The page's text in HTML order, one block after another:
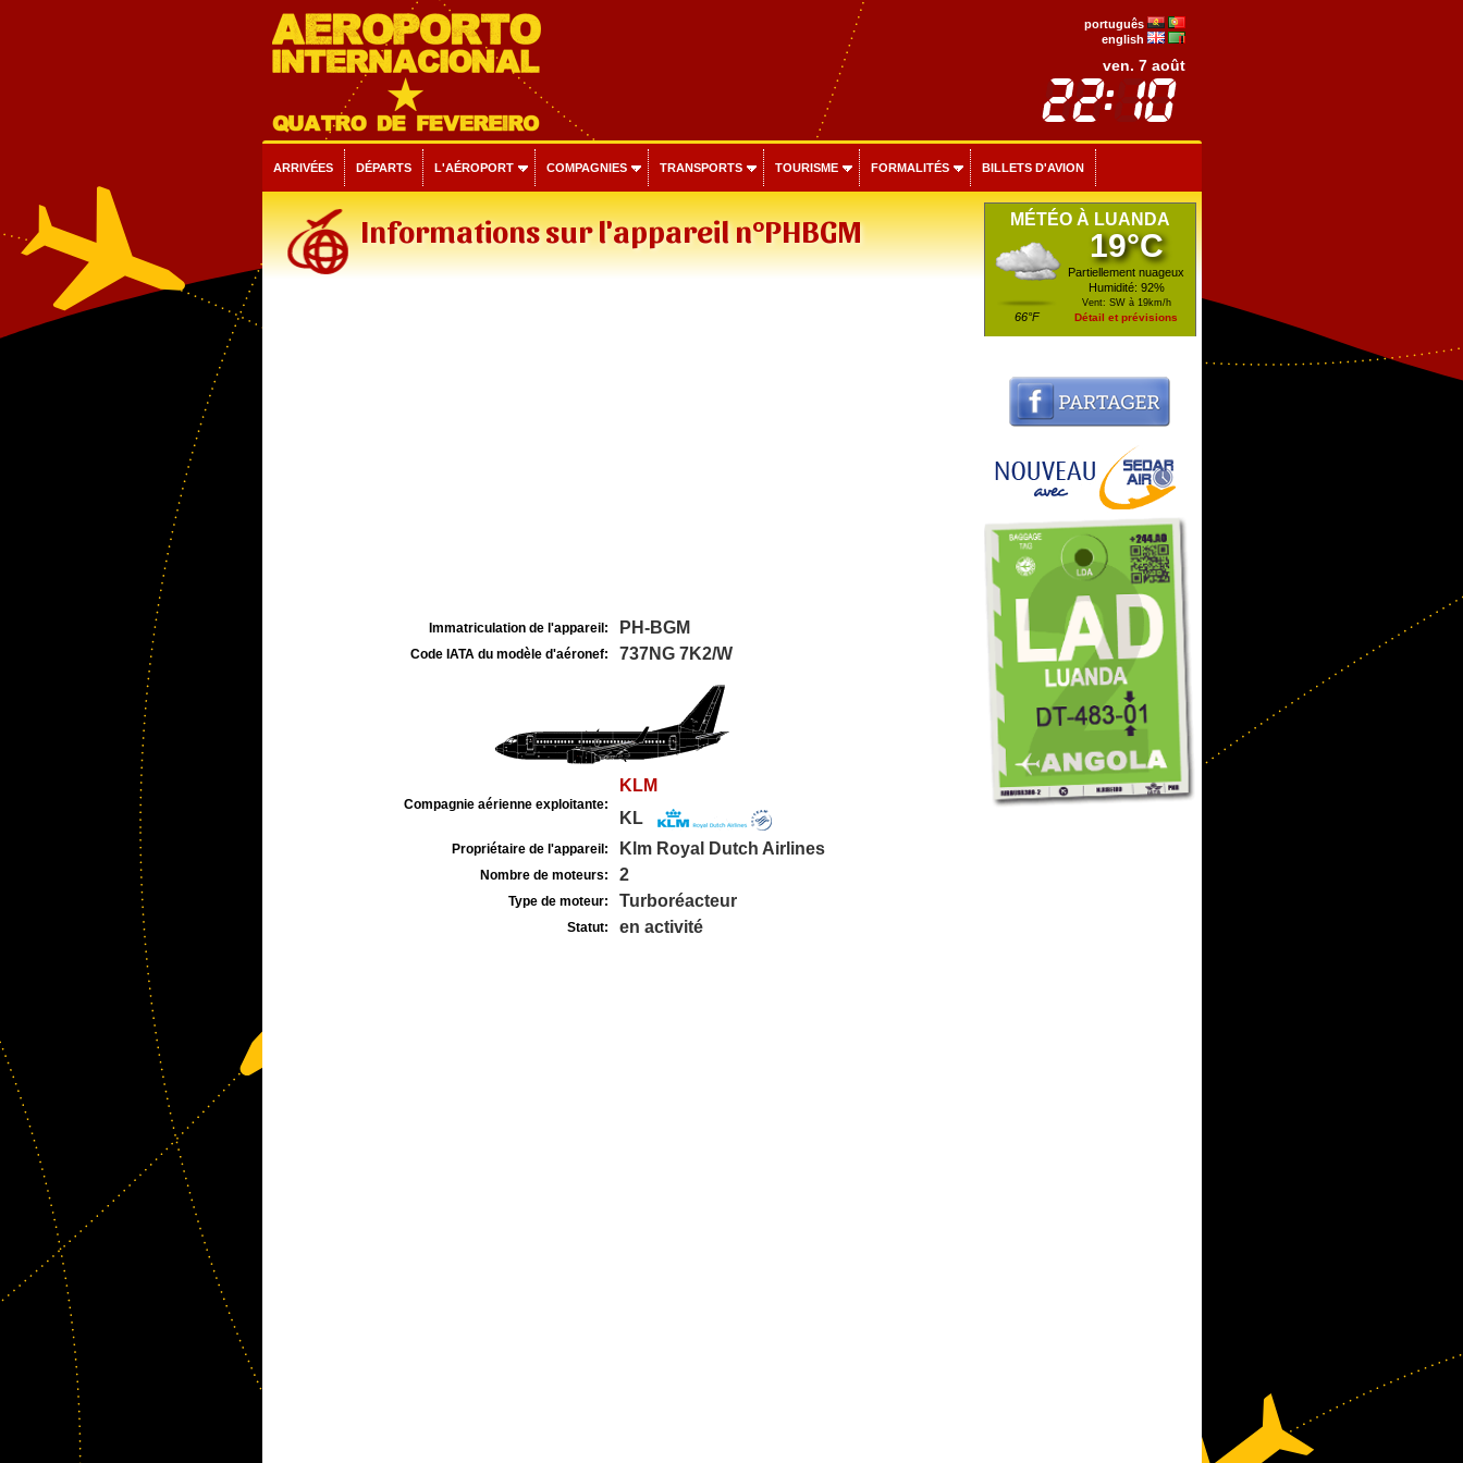
português
english
ven. 7 août
ARRIVÉES DÉPARTS L'AÉROPORT COMPAGNIES TRANSPORTS TOURISME FORMALITÉS BILLETS D'AVION
Informations sur l'appareil n°PHBGM
Immatriculation de l'appareil: PH-BGM
Code IATA du modèle d'aéronef: 737NG 7K2/W
Compagnie aérienne exploitante:
KLM
KL
Propriétaire de l'appareil: Klm Royal Dutch Airlines
Nombre de moteurs: 2
Type de moteur: Turboréacteur
Statut: en activité
MÉTÉO À LUANDA
66°F
19°C
Partiellement nuageux
Humidité: 92%
Vent: SW à 19km/h
Détail et prévisions